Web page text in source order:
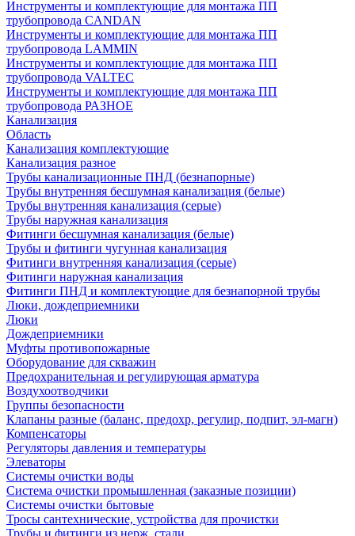
Инструменты и комплектующие для монтажа ПП
трубопровода CANDAN
Инструменты и комплектующие для монтажа ПП
трубопровода LAMMIN
Инструменты и комплектующие для монтажа ПП
трубопровода VALTEC
Инструменты и комплектующие для монтажа ПП
трубопровода РАЗНОЕ
Канализация
Область
Канализация комплектующие
Канализация разное
Трубы канализационные ПНД (безнапорные)
Трубы внутренняя бесшумная канализация (белые)
Трубы внутренняя канализация (серые)
Трубы наружная канализация
Фитинги бесшумная канализация (белые)
Трубы и фитинги чугунная канализация
Фитинги внутренняя канализация (серые)
Фитинги наружная канализация
Фитинги ПНД и комплектующие для безнапорной трубы
Люки, дождеприемники
Люки
Дождеприемники
Муфты противопожарные
Оборудование для скважин
Предохранительная и регулирующая арматура
Воздухоотводчики
Группы безопасности
Клапаны разные (баланс, предохр, регулир, подпит, эл-магн)
Компенсаторы
Регуляторы давления и температуры
Элеваторы
Системы очистки воды
Система очистки промышленная (заказные позиции)
Системы очистки бытовые
Тросы сантехнические, устройства для прочистки
Трубы и фитинги из нерж. стали